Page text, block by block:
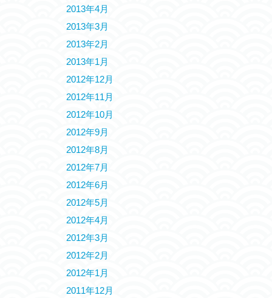
2013年4月
2013年3月
2013年2月
2013年1月
2012年12月
2012年11月
2012年10月
2012年9月
2012年8月
2012年7月
2012年6月
2012年5月
2012年4月
2012年3月
2012年2月
2012年1月
2011年12月